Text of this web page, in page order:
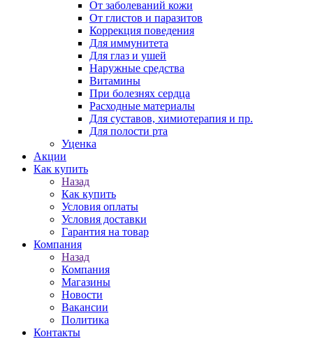
От заболеваний кожи
От глистов и паразитов
Коррекция поведения
Для иммунитета
Для глаз и ушей
Наружные средства
Витамины
При болезнях сердца
Расходные материалы
Для суставов, химиотерапия и пр.
Для полости рта
Уценка
Акции
Как купить
Назад
Как купить
Условия оплаты
Условия доставки
Гарантия на товар
Компания
Назад
Компания
Магазины
Новости
Вакансии
Политика
Контакты